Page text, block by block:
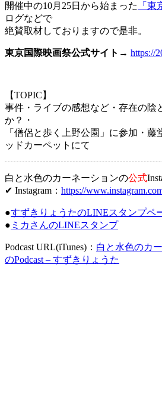
開催中の10月25日から始まった 「東
ログなどで
絶賛取材しておりますので是非。
東京国際映画祭公式サイト→ https://
【TOPIC】
事件・ライブの感想など・存在の陰
か？・
「僧侶と歩く上野公園」に参加・藤
ッドカーペットにて
白と水色のカーネーションの公式
✔ Instagram： https://
●すずきりょうたのLINEスタンプペ
● ミカさんのLINEスタンプ
Podcast URL(iTunes)： 白と水色のカ
のPodcast – すずきりょうた